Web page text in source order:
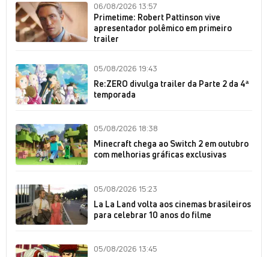
06/08/2026 13:57
Primetime: Robert Pattinson vive
apresentador polêmico em primeiro
trailer
05/08/2026 19:43
Re:ZERO divulga trailer da Parte 2 da 4ª
temporada
05/08/2026 18:38
Minecraft chega ao Switch 2 em outubro
com melhorias gráficas exclusivas
05/08/2026 15:23
La La Land volta aos cinemas brasileiros
para celebrar 10 anos do filme
05/08/2026 13:45